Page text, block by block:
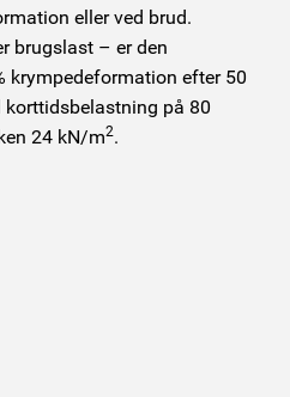
eller ved brud.
brugslast – er den
krympedeformation efter 50
korttidsbelastning på 80
24 kN/m2.